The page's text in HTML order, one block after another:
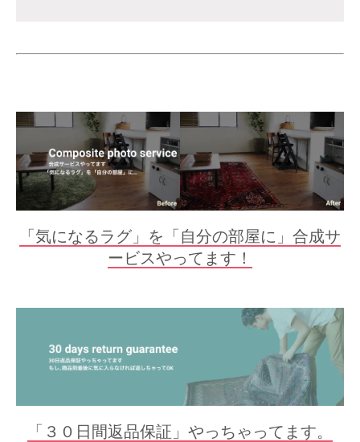
「気になるラグ」を「自分の部屋に」合成サ
ービスやってます！
「３０日間返品保証」やっちゃってます。